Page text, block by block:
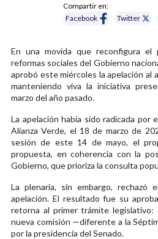
Compartir en:
Facebook
Twitter
En una movida que reconfigura el
reformas sociales del Gobierno
aprobó este miércoles la apelación al
manteniendo viva la iniciativa
marzo del año pasado.
La apelación había sido radicada por
Alianza Verde, el 18 de marzo de
sesión de este 14 de mayo, el
propuesta, en coherencia con la
Gobierno, que prioriza la consulta
La plenaria, sin embargo,
apelación. El resultado fue su
retorna al primer trámite legislativo:
nueva comisión —diferente a la
por la presidencia del Senado.